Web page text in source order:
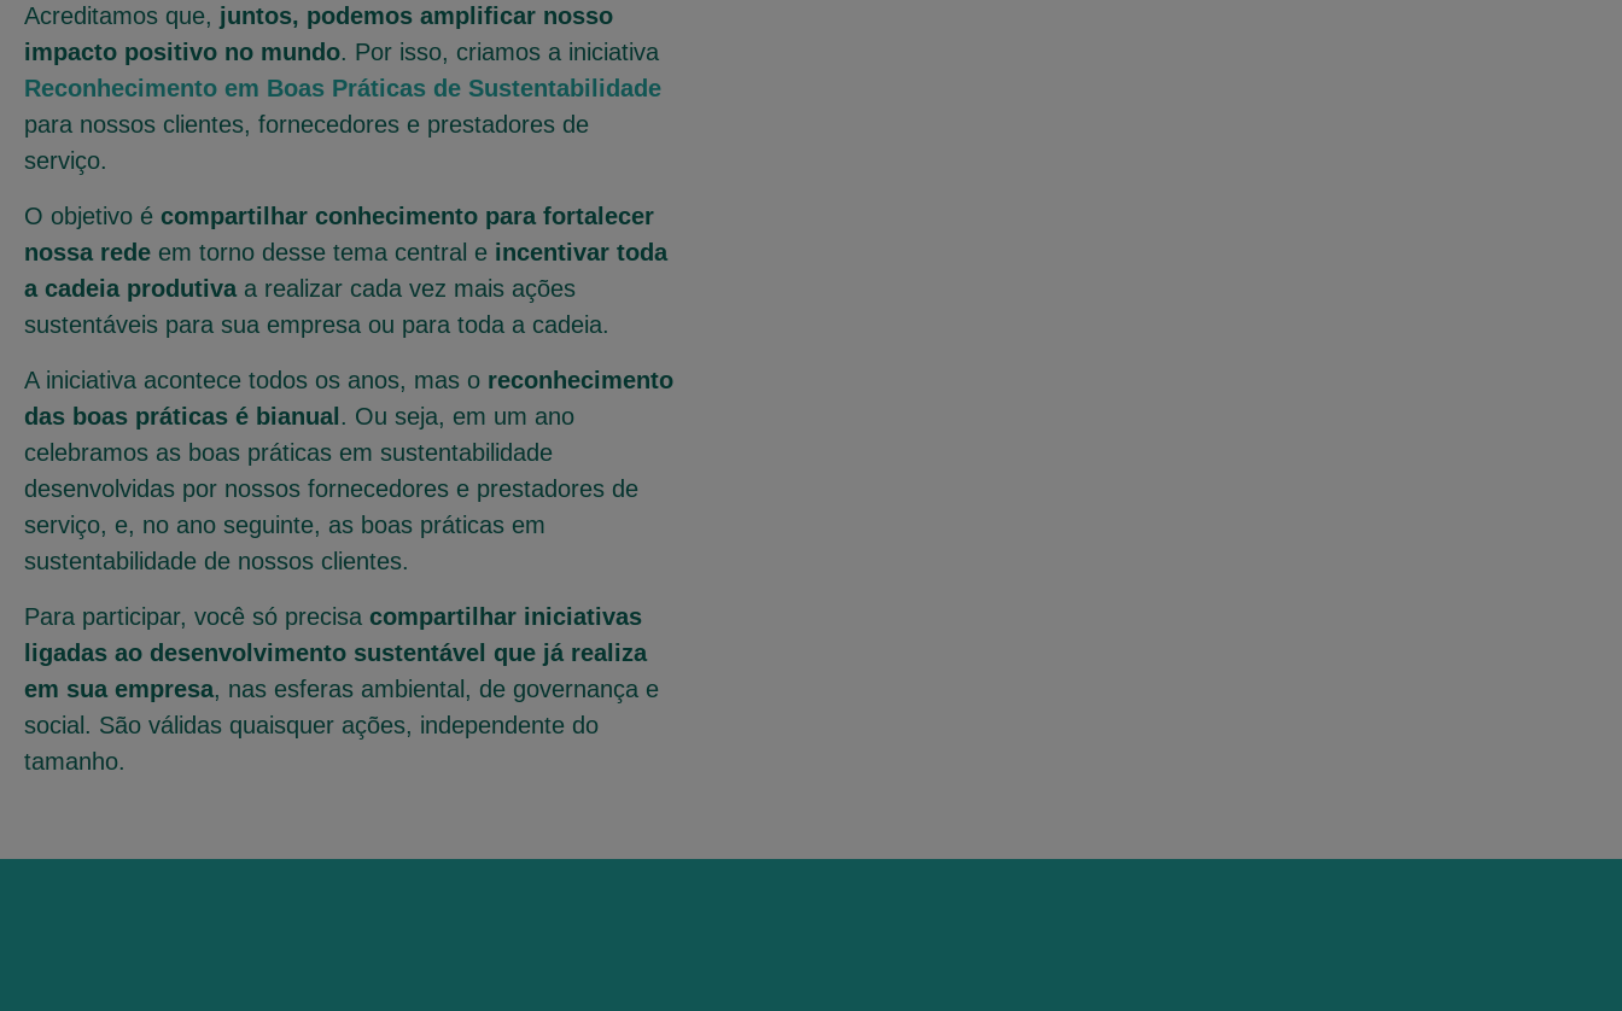
Acreditamos que, juntos, podemos amplificar nosso
impacto positivo no mundo. Por isso, criamos a iniciativa
Reconhecimento em Boas Práticas de Sustentabilidade
para nossos clientes, fornecedores e prestadores de
serviço.
O objetivo é compartilhar conhecimento para fortalecer
nossa rede em torno desse tema central e incentivar toda
a cadeia produtivaa realizar cada vez mais ações
sustentáveis para sua empresa ou para toda a cadeia.
A iniciativa acontece todos os anos, mas o reconhecimento
das boas práticas é bianual. Ou seja, em um ano
celebramos as boas práticas em sustentabilidade
desenvolvidas por nossos fornecedores e prestadores de
serviço, e, no ano seguinte, as boas práticas em
sustentabilidade de nossos clientes.
Para participar, você só precisa compartilhar iniciativas
ligadas ao desenvolvimento sustentável que já realiza
em sua empresa, nas esferas ambiental, de governança e
social. São válidas quaisquer ações, independente do
tamanho.